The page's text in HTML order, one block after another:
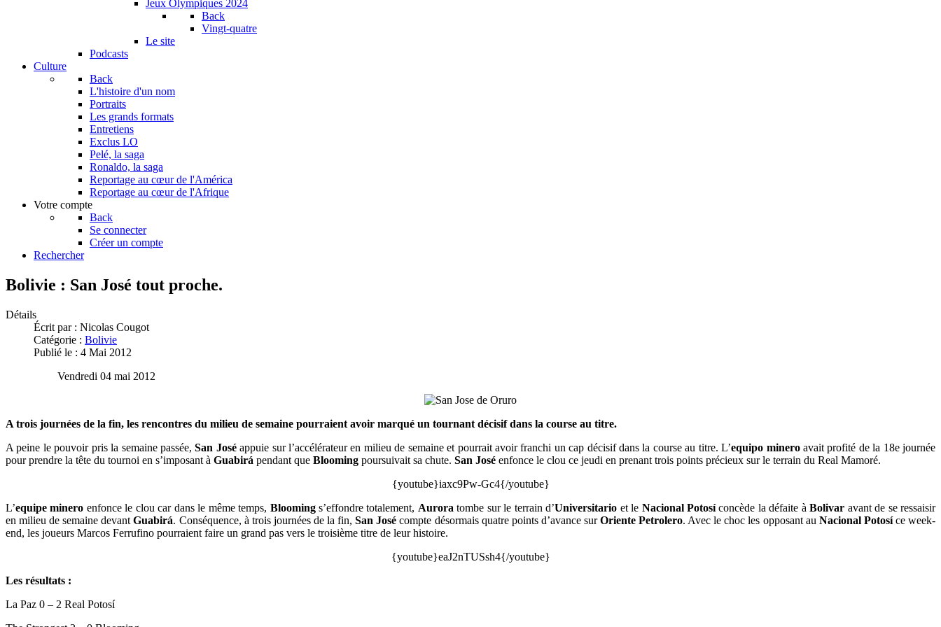
Jeux Olympiques 2024
Back
Vingt-quatre
Le site
Podcasts
Culture
Back
L'histoire d'un nom
Portraits
Les grands formats
Entretiens
Exclus LO
Pelé, la saga
Ronaldo, la saga
Reportage au cœur de l'América
Reportage au cœur de l'Afrique
Votre compte
Back
Se connecter
Créer un compte
Rechercher
Bolivie : San José tout proche.
Détails
Écrit par : Nicolas Cougot
Catégorie : Bolivie
Publié le : 4 Mai 2012
Vendredi 04 mai 2012
A trois journées de la fin, les rencontres du milieu de semaine pourraient avoir marqué un tournant décisif dans la course au titre.
A peine le pouvoir pris la semaine passée,San Joséappuie sur l’accélérateur en milieu de semaine et pourrait avoir franchi un cap décisif dans la course au titre. L’equipo mineroavait profité de la 18e journée
pour prendre la tête du tournoi en s’imposant à Guabirá pendant que Blooming poursuivait sa chute. San José enfonce le clou ce jeudi en prenant trois points précieux sur le terrain du Real Mamoré.
{youtube}iaxc9Pw-Gc4{/youtube}
L’equipe minero enfonce le clou car dans le même temps, Blooming s’effondre totalement, Auroratombe sur le terrain d’Universitario et le Nacional Potosíconcède la défaite àBolivar avant de se ressaisir
en milieu de semaine devantGuabirá. Conséquence, à trois journées de la fin,San Josécompte désormais quatre points d’avance surOriente Petrolero. Avec le choc les opposant au Nacional Potosíce week-
end, les joueurs Marcos Ferrufino pourraient faire un grand pas vers le troisième titre de leur histoire.
{youtube}eaJ2nTUSsh4{/youtube}
Les résultats :
La Paz 0 – 2 Real Potosí